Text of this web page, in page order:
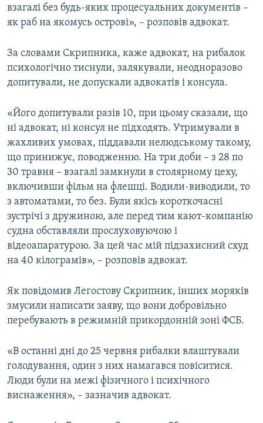
взагалі без будь-яких процесуальних документів –
як раб на якомусь острові», – розповів адвокат.
За словами Скрипника, каже адвокат, на рибалок
психологічно тиснули, залякували, неодноразово
допитували, не допускали адвокатів і консула.
«Його допитували разів 10, при цьому сказали, що
ні адвокат, ні консул не підходять. Утримували в
жахливих умовах, піддавали нелюдському такому,
що принижує, поводженню. На три доби – з 28 по
30 травня – взагалі замкнули в столярному цеху,
включивши фільм на флешці. Водили-виводили, то
з автоматами, то без. Були якісь короткочасні
зустрічі з дружиною, але перед тим кают-компанію
судна обставляли прослуховуючою і
відеоапаратурою. За цей час мій підзахисний схуд
на 40 кілограмів», – розповів адвокат.
Як повідомив Легостову Скрипник, інших моряків
змусили написати заяву, що вони добровільно
перебувають в режимній прикордонній зоні ФСБ.
«В останні дні до 25 червня рибалки влаштували
голодування, один з них намагався повіситися.
Люди були на межі фізичного і психічного
виснаження», – зазначив адвокат.